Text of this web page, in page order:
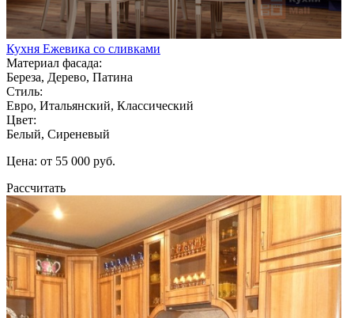
Кухня Ежевика со сливками
Материал фасада:
Береза, Дерево, Патина
Стиль:
Евро, Итальянский, Классический
Цвет:
Белый, Сиреневый
Цена: от 55 000 руб.
Рассчитать